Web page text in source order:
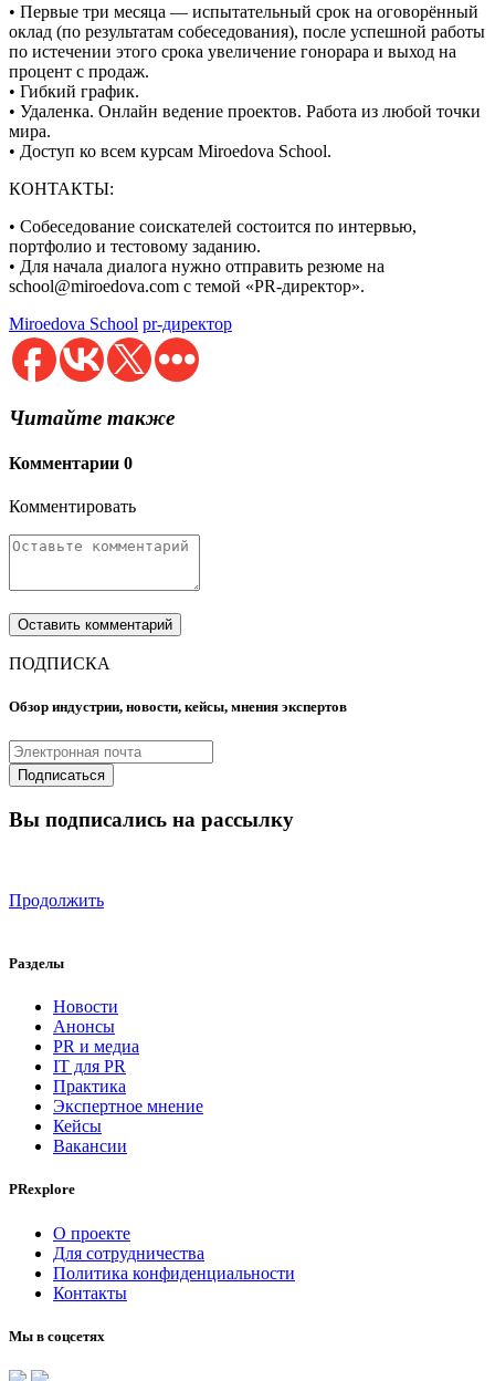
• Первые три месяца — испытательный срок на оговорённый
оклад (по результатам собеседования), после успешной работы
по истечении этого срока увеличение гонорара и выход на
процент с продаж.
• Гибкий график.
• Удаленка. Онлайн ведение проектов. Работа из любой точки
мира.
• Доступ ко всем курсам Miroedova School.
КОНТАКТЫ:
• Собеседование соискателей состоится по интервью,
портфолио и тестовому заданию.
• Для начала диалога нужно отправить резюме на
school@miroedova.com с темой «PR-директор».
Miroedova School pr-директор
Читайте также
Комментарии 0
Комментировать
ПОДПИСКА
Обзор индустрии, новости, кейсы, мнения экспертов
Вы подписались на рассылку
Продолжить
Разделы
Новости
Анонсы
PR и медиа
IT для PR
Практика
Экспертное мнение
Кейсы
Вакансии
PRexplore
О проекте
Для сотрудничества
Политика конфиденциальности
Контакты
Мы в соцсетях